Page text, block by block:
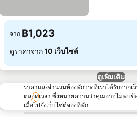
จาก ฿1,023
ดูราคาจาก 10 เว็บไซต์
ดูเพิ่มเติม
ราคาและจำนวนห้องพักว่างที่เราได้รับจากเ
ตลอดเวลา ซึ่งหมายความว่าคุณอาจไม่พบข้
เมื่อไปยังเว็บไซต์จองที่พัก